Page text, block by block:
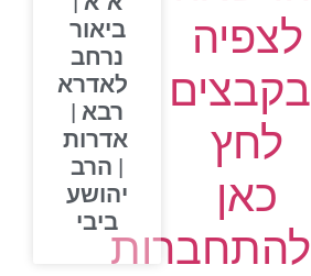
לצפיה
בקבצים
לחץ
כאן
להתחברות
ביאור
נרחב
לאדרא
רבא |
אדרות
| הרב
יהושע
ביבי